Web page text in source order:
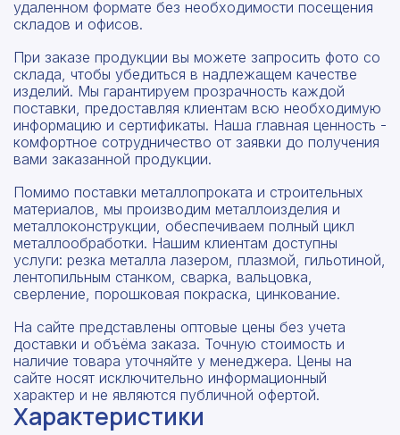
удаленном формате без необходимости посещения
складов и офисов.
При заказе продукции вы можете запросить фото со
склада, чтобы убедиться в надлежащем качестве
изделий. Мы гарантируем прозрачность каждой
поставки, предоставляя клиентам всю необходимую
информацию и сертификаты. Наша главная ценность -
комфортное сотрудничество от заявки до получения
вами заказанной продукции.
Помимо поставки металлопроката и строительных
материалов, мы производим металлоизделия и
металлоконструкции, обеспечиваем полный цикл
металлообработки. Нашим клиентам доступны
услуги: резка металла лазером, плазмой, гильотиной,
лентопильным станком, сварка, вальцовка,
сверление, порошковая покраска, цинкование.
На сайте представлены оптовые цены без учета
доставки и объёма заказа. Точную стоимость и
наличие товара уточняйте у менеджера. Цены на
сайте носят исключительно информационный
характер и не являются публичной офертой.
Характеристики